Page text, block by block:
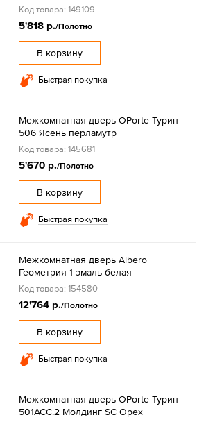
Код товара: 149109
5'818 р./Полотно
В корзину
Быстрая покупка
Межкомнатная дверь OPorte Турин
506 Ясень перламутр
Код товара: 145681
5'670 р./Полотно
В корзину
Быстрая покупка
Межкомнатная дверь Albero
Геометрия 1 эмаль белая
Код товара: 154580
12'764 р./Полотно
В корзину
Быстрая покупка
Межкомнатная дверь OPorte Турин
501АСС.2 Молдинг SC Орех